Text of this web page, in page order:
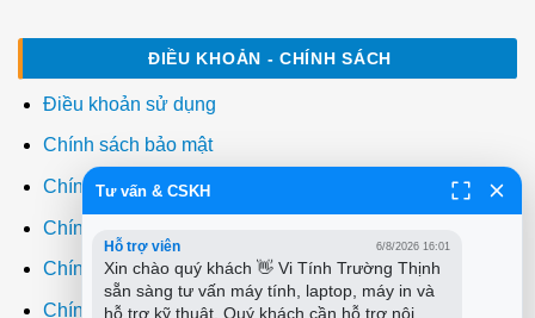
ĐIỀU KHOẢN - CHÍNH SÁCH
Điều khoản sử dụng
Chính sách bảo mật
Chính sách thanh toán
Chính sách giao hàng
Chính sách đổi trả
Chính sách bảo hành
Tư vấn & CSKH
Hỗ trợ viên 6/8/2026 16:01
Xin chào quý khách 👋 Vi Tính Trường Thịnh
sẵn sàng tư vấn máy tính, laptop, máy in và
hỗ trợ kỹ thuật. Quý khách cần hỗ trợ nội